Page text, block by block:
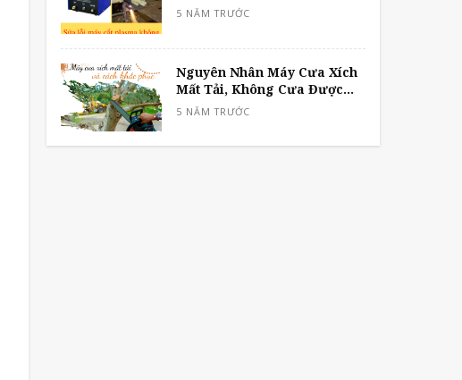
Nguyên Nhân Máy Cưa Xích
Mất Tải, Không Cưa Được
Cây Và Cách Khắc Phục